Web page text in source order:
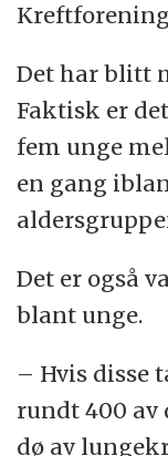
Det har blitt
Faktisk er
fem unge
en gang
Det er også
blant unge.
– Hvis disse
rundt 400 av
dø av